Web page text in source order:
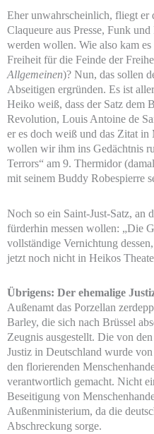
Eher unwahrscheinlich, fliegt er
Claqueure aus Presse, Funk
werden wollen. Wie also kam
Freiheit für die Feinde der
Allgemeinen)? Nun, das sollen
Abseitigen ergründen. Es ist
Heiko weiß, dass der Satz dem
Revolution, Louis Antoine de
er es doch weiß und das Zitat
wollen wir ihm ins Gedächtnis
Terrors“ am 9. Thermidor
mit seinem Buddy Robespierre
Noch so ein Saint-Just-Satz, an
fürderhin messen wollen: „Die
vollständige Vernichtung
jetzt noch nicht in Heikos
Übrigens: Der ehemalige
Außenamt das Porzellan
Barley, die sich nach Brüssel
Zeugnis ausgestellt. Die von
Justiz in Deutschland wurde
den florierenden
verantwortlich gemacht. Nicht
Beseitigung von
Außenministerium, da die
Abschreckung sorge.